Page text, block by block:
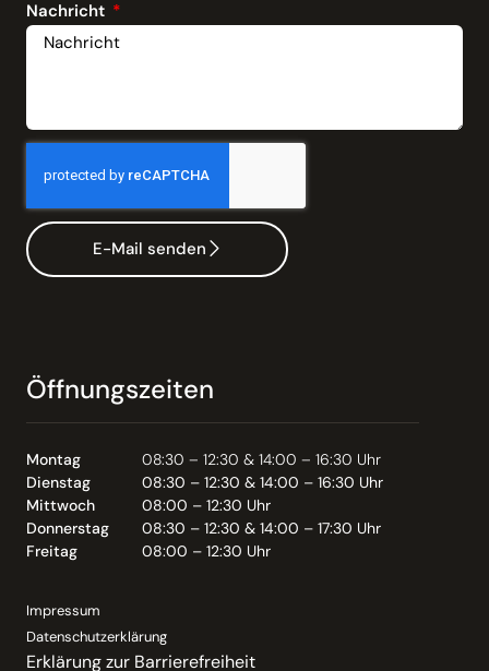
Nachricht
E-Mail senden
Öffnungszeiten
Montag
08:30 – 12:30 & 14:00 – 16:30 Uhr
Dienstag
08:30 – 12:30 & 14:00 – 16:30 Uhr
Mittwoch
08:00 – 12:30 Uhr
Donnerstag
08:30 – 12:30 & 14:00 – 17:30 Uhr
Freitag
08:00 – 12:30 Uhr
Impressum
Datenschutzerklärung
Erklärung zur Barrierefreiheit